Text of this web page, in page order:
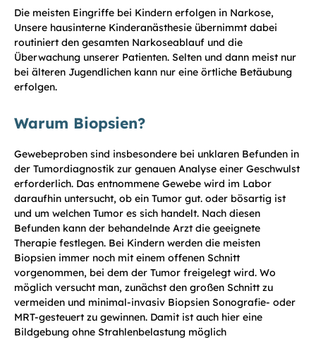
Die meisten Eingriffe bei Kindern erfolgen in Narkose,
Unsere hausinterne Kinderanästhesie übernimmt dabei
routiniert den gesamten Narkoseablauf und die
Überwachung unserer Patienten. Selten und dann meist nur
bei älteren Jugendlichen kann nur eine örtliche Betäubung
erfolgen.
Warum Biopsien?
Gewebeproben sind insbesondere bei unklaren Befunden in
der Tumordiagnostik zur genauen Analyse einer Geschwulst
erforderlich. Das entnommene Gewebe wird im Labor
daraufhin untersucht, ob ein Tumor gut. oder bösartig ist
und um welchen Tumor es sich handelt. Nach diesen
Befunden kann der behandelnde Arzt die geeignete
Therapie festlegen. Bei Kindern werden die meisten
Biopsien immer noch mit einem offenen Schnitt
vorgenommen, bei dem der Tumor freigelegt wird. Wo
möglich versucht man, zunächst den großen Schnitt zu
vermeiden und minimal-invasiv Biopsien Sonografie- oder
MRT-gesteuert zu gewinnen. Damit ist auch hier eine
Bildgebung ohne Strahlenbelastung möglich